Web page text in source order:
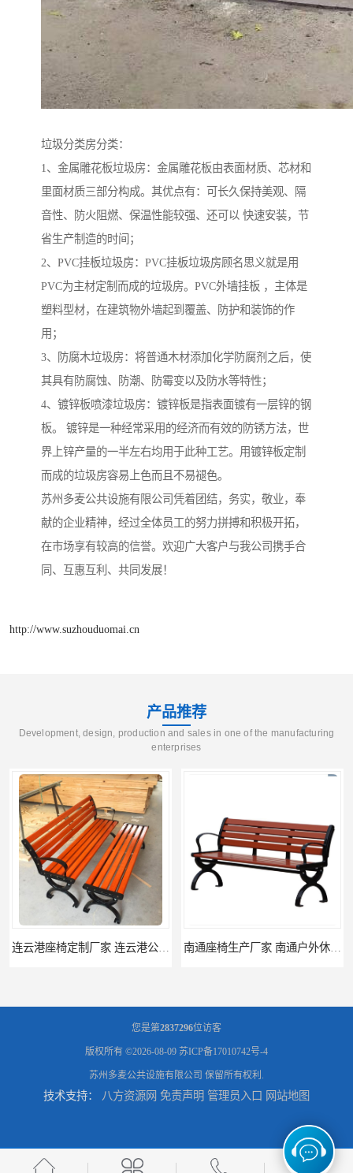
垃圾分类房分类：
1、金属雕花板垃圾房：金属雕花板由表面材质、芯材和
里面材质三部分构成。其优点有：可长久保持美观、隔
音性、防火阻燃、保温性能较强、还可以 快速安装，节
省生产制造的时间；
2、PVC挂板垃圾房：PVC挂板垃圾房顾名思义就是用
PVC为主材定制而成的垃圾房。PVC外墙挂板 ，主体是
塑料型材，在建筑物外墙起到覆盖、防护和装饰的作
用；
3、防腐木垃圾房：将普通木材添加化学防腐剂之后，使
其具有防腐蚀、防潮、防霉变以及防水等特性；
4、镀锌板喷漆垃圾房：镀锌板是指表面镀有一层锌的钢
板。 镀锌是一种经常采用的经济而有效的防锈方法，世
界上锌产量的一半左右均用于此种工艺。用镀锌板定制
而成的垃圾房容易上色而且不易褪色。
苏州多麦公共设施有限公司凭着团结，务实，敬业，奉
献的企业精神，经过全体员工的努力拼搏和积极开拓，
在市场享有较高的信誉。欢迎广大客户与我公司携手合
同、互惠互利、共同发展！
http://www.suzhouduomai.cn
产品推荐
Development, design, production and sales in one of the manufacturing
enterprises
连云港分类垃圾桶生产厂 连云港塑料垃圾桶 制品厂 连云港景区垃圾桶定做 连云港垃圾收集房生产厂家 连云港分类垃圾房定做 连云港不锈钢垃圾屋制品厂
您是第2837296位访客
版权所有 ©2026-08-09 苏ICP备17010742号-4
苏州多麦公共设施有限公司 保留所有权利.
技术支持： 八方资源网 免责声明 管理员入口 网站地图